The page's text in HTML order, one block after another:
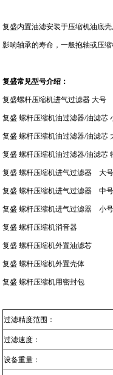
复盛内置油滤安装于压缩机油底
影响轴承的寿命，一般抱轴或压
复盛常见型号介绍：
复盛螺杆压缩机进气过滤器 大号
复盛 螺杆压缩机油过滤器/油滤芯
复盛 螺杆压缩机油过滤器/油滤芯
复盛 螺杆压缩机油过滤器/油滤芯
复盛 螺杆压缩机进气过滤器 大号
复盛 螺杆压缩机进气过滤器 中号
复盛 螺杆压缩机进气过滤器 小
复盛 螺杆压缩机消音器
复盛 螺杆压缩机外置油滤芯
复盛 螺杆压缩机外置壳体
复盛 螺杆压缩机用密封包
过滤精度范围：
过滤速度：
设备重量：